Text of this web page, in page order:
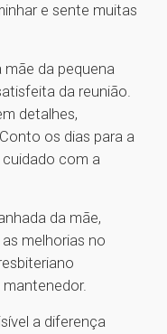
e sente muitas
mãe da pequena
da reunião.
detalhes,
os dias para a
cuidado com a
da mãe,
melhorias no
a diferença